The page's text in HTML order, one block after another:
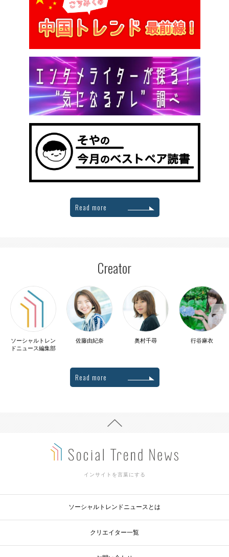
Read more
Creator
ソーシャルトレン
ドニュース編集部
佐藤由紀奈 奥村千尋 行谷麻衣
Read more
インサイトを言葉にする
ソーシャルトレンドニュースとは
クリエイター一覧